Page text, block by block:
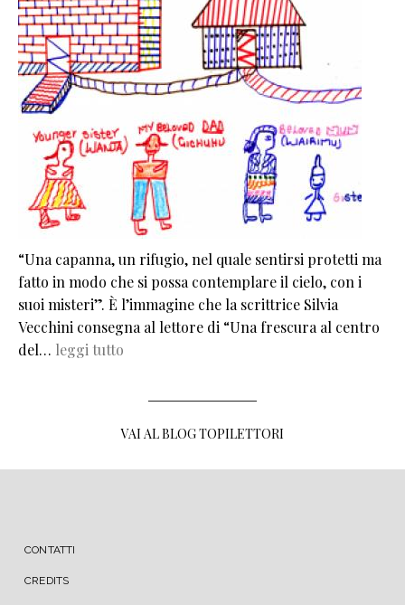
“Una capanna, un rifugio, nel quale sentirsi protetti ma
fatto in modo che si possa contemplare il cielo, con i
suoi misteri”. È l’immagine che la scrittrice Silvia
Vecchini consegna al lettore di “Una frescura al centro
del… leggi tutto
VAI AL BLOG TOPILETTORI
MENU FOOTER
CONTATTI
CREDITS